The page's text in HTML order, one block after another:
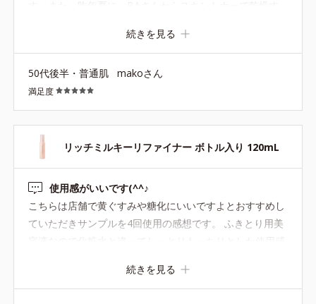
にも大丈夫でした。また、こちらを頻繁に使用すると肌が
取ってくれます。困った時の救世主として使用してます。
続きを見る
50代後半・普通肌 makoさん
満足度
リッチミルキーリファイナー ボトル入り 120mL
使用感がいいです(^^♪
こちらは店舗で黄ぐすみや糖化にいいですよとおすすめし
ていただきサンプルを4回使用の感想です。 ふきとり用美
液なのでとてもいいですよとおすすめされていた理由がわ
続きを見る